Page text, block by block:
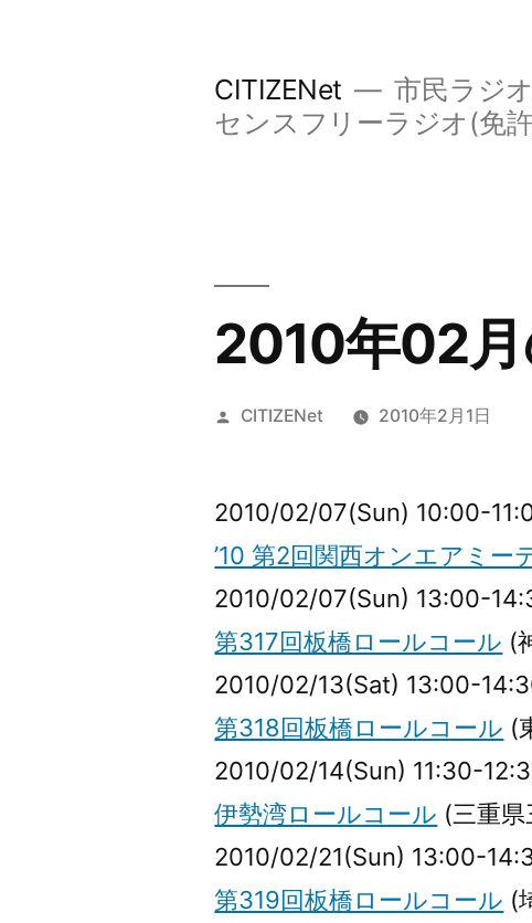
CITIZENet
市民ラジ
センスフリーラジオ(免
2010年02
投
CITIZENet 2010年2月1日
2010/02/07(Sun) 10:00-
’10 第2回関西オンエアミー
2010/02/07(Sun) 13:00-
第317回板橋ロールコール (
2010/02/13(Sat) 13:00-
第318回板橋ロールコール (
2010/02/14(Sun) 11:30-
伊勢湾ロールコール (三重
2010/02/21(Sun) 13:00-
第319回板橋ロールコール (